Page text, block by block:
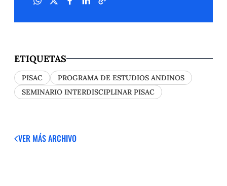
ETIQUETAS
PISAC
PROGRAMA DE ESTUDIOS ANDINOS
SEMINARIO INTERDISCIPLINAR PISAC
VER MÁSARCHIVO